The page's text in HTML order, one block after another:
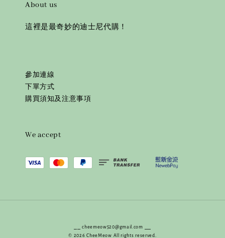
About us
這裡是最奇妙的迪士尼代購！
參加連線
下單方式
購買須知及注意事項
We accept
⎯⎯ cheemeow520@gmail.com ⎯⎯
© 2026 CheeMeow All rights reserved.